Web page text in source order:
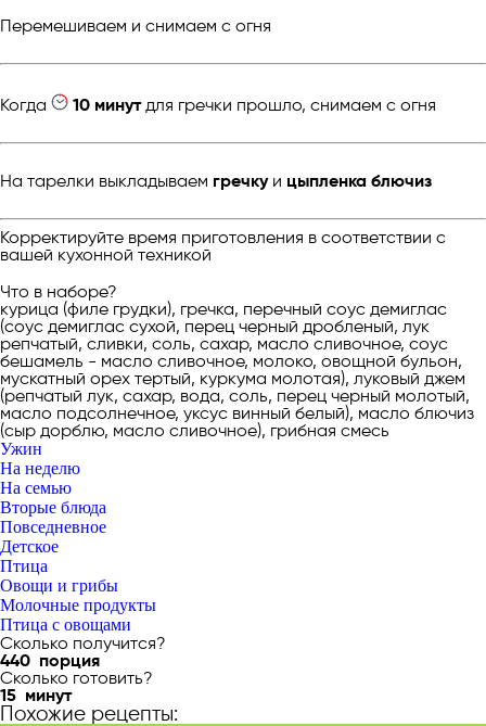
Перемешиваем и снимаем с огня
Когда 10 минутдля гречки прошло, снимаем с огня
На тарелки выкладываем гречкуи цыпленка блючиз
Корректируйте время приготовления в соответствии с
вашей кухонной техникой
Что в наборе?
курица (филе грудки), гречка, перечный соус демиглас
(соус демиглас сухой, перец черный дробленый, лук
репчатый, сливки, соль, сахар, масло сливочное, соус
бешамель - масло сливочное, молоко, овощной бульон,
мускатный орех тертый, куркума молотая), луковый джем
(репчатый лук, сахар, вода, соль, перец черный молотый,
масло подсолнечное, уксус винный белый), масло блючиз
(сыр дорблю, масло сливочное), грибная смесь
Ужин
На неделю
На семью
Вторые блюда
Повседневное
Детское
Птица
Овощи и грибы
Молочные продукты
Птица с овощами
Сколько получится?
440 порция
Сколько готовить?
15 минут
Похожие рецепты: